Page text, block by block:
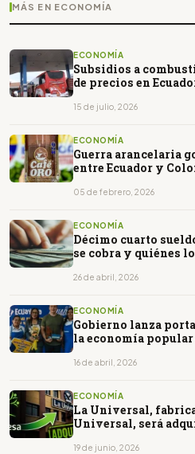
MÁS EN ECONOMÍA
ECONOMÍA
Subsidios a
de precios en
15 de julio, 2026
ECONOMÍA
Guerra arancelaria
entre Ecuador y
05 de febrero, 2026
ECONOMÍA
Décimo cuarto
se cobra y quiénes
26 de abril, 2026
ECONOMÍA
Gobierno lanza
la economía popular
16 de abril, 2026
ECONOMÍA
La Universal,
Universal, será
19 de junio, 2026